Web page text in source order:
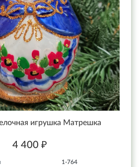
игрушка Матрешка
4 400 ₽
1-764